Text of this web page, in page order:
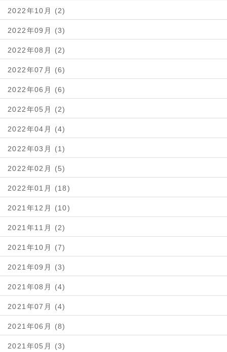
2022年10月 (2)
2022年09月 (3)
2022年08月 (2)
2022年07月 (6)
2022年06月 (6)
2022年05月 (2)
2022年04月 (4)
2022年03月 (1)
2022年02月 (5)
2022年01月 (18)
2021年12月 (10)
2021年11月 (2)
2021年10月 (7)
2021年09月 (3)
2021年08月 (4)
2021年07月 (4)
2021年06月 (8)
2021年05月 (3)